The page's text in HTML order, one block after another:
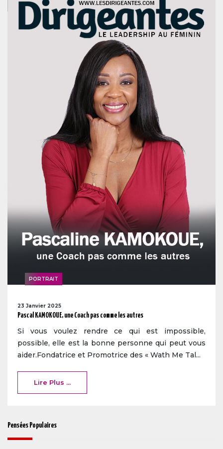
PORTRAIT
23 Janvier 2025
Pascal KAMOKOUE, une Coach pas comme les autres
Si vous voulez rendre ce qui est impossible,
possible, elle est la bonne personne qui peut vous
aider.Fondatrice et Promotrice des « Wath Me Tal...
Lire Plus ...
Pensées Populaires